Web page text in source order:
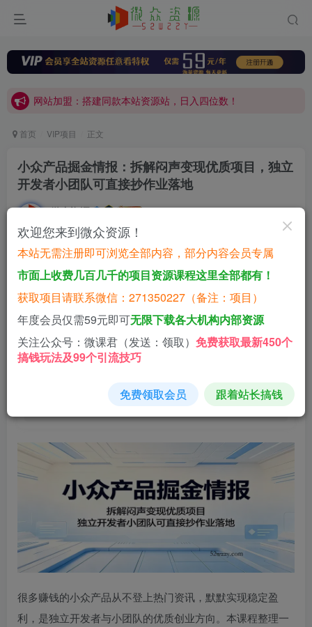
网站加盟：搭建同款本站资源站，日入四位数！
开通会员，无限下载各大机构内部资源，一站式草根创业基地，最新最强网赚教程大全，小投入，大回报！
网站加盟：搭建同款本站资源站，日入四位数！
首页 VIP项目 正文
小众产品掘金情报：拆解闷声变现优质项目，独立
开发者小团队可直接抄作业落地
微众资源
此内容为付费资源，请付费后查看
微分9.9
黄金会员免费
立即购买
很多赚钱的小众产品从不登上热门资讯，默默实现稳定盈
利，是独立开发者与小团队的优质创业方向。本课程整理一
欢迎您来到微众资源！
本站无需注册即可浏览全部内容，部分内容会员专属
市面上收费几百几千的项目资源课程这里全部都有！
获取项目请联系微信：271350227（备注：项目）
年度会员仅需59元即可无限下载各大机构内部资源
关注公众号：微课君（发送：领取） 免费获取最新450个
搞钱玩法及99个引流技巧
免费领取会员 跟着站长搞钱